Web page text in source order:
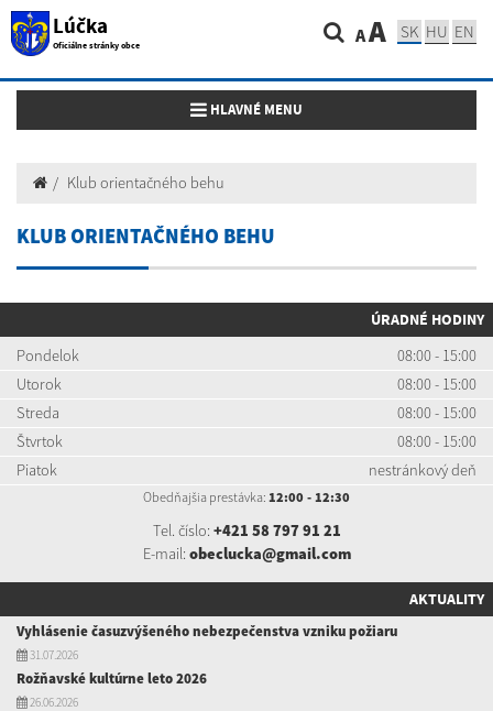
Lúčka
Oficiálne stránky obce AA SK HU EN
Toggle navigation
HLAVNÉ MENU
Klub orientačného behu
KLUB ORIENTAČNÉHO BEHU
ÚRADNÉ HODINY
Pondelok
08:00 - 15:00
Utorok
08:00 - 15:00
Streda
08:00 - 15:00
Štvrtok
08:00 - 15:00
Piatok
nestránkový deň
Obedňajšia prestávka: 12:00 - 12:30
Tel. číslo: +421 58 797 91 21
E-mail: obeclucka@gmail.com
AKTUALITY
Vyhlásenie časuzvýšeného nebezpečenstva vzniku požiaru
31.07.2026
Rožňavské kultúrne leto 2026
26.06.2026